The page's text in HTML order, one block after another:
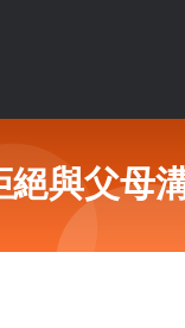
絕與父母